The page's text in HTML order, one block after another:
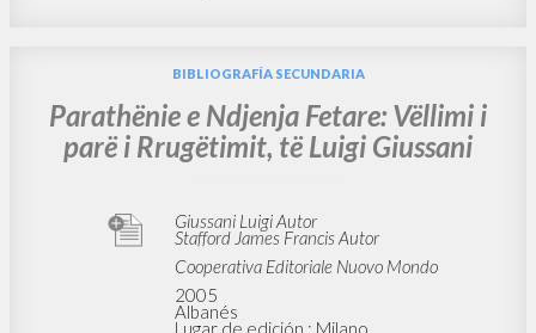
BIBLIOGRAFÍA SECUNDARIA
Parathënie e Ndjenja Fetare: Vëllimi i
parë i Rrugëtimit, të Luigi Giussani
Giussani Luigi Autor
Stafford James Francis Autor
Cooperativa Editoriale Nuovo Mondo
2005
Albanés